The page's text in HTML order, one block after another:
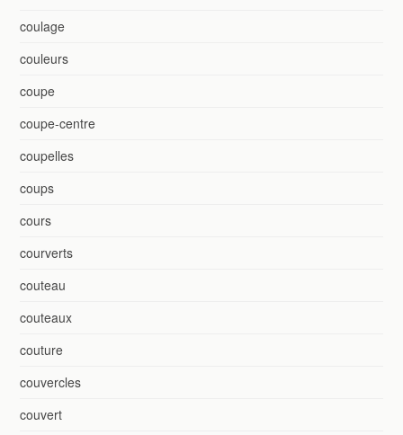
coulage
couleurs
coupe
coupe-centre
coupelles
coups
cours
courverts
couteau
couteaux
couture
couvercles
couvert